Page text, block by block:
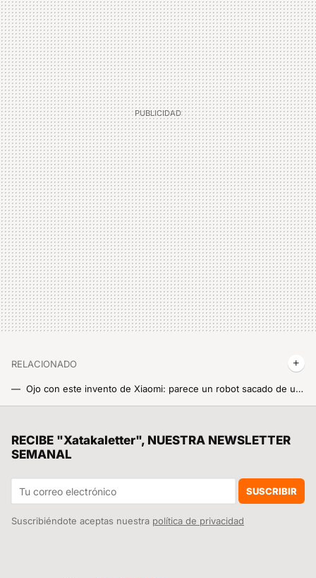
RELACIONADO
Ojo con este invento de Xiaomi: parece un robot sacado de una peli, pero es la Smart Band llevada al extremo
Xiaomi se pasa al tamaño XXL con el REDMI Note 17 y sí, también lo hace con una impresionante batería de 8.000 mAh
RECIBE "Xatakaletter", NUESTRA NEWSLETTER
SEMANAL
SUSCRIBIR
Suscribiéndote aceptas nuestra política de privacidad